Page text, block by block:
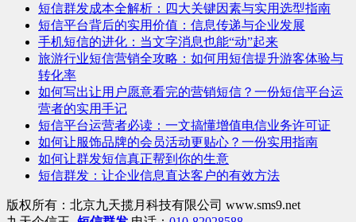
短信群发成本全解析：四大关键因素与实用选型指南
短信平台背后的实用价值：信息传递与企业发展
手机短信的进化：当文字消息也能“动”起来
旅游行业短信营销全攻略：如何用短信提升游客体验与
转化率
如何写出让用户愿意看完的营销短信？一份短信平台运
营者的实用手记
短信平台运营者必读：一文搞懂增值电信业务许可证
如何让服饰品牌的会员活动更贴心？一份实用指南
如何让群发短信真正帮到你的生意
短信群发：让企业信息直达客户的有效方法
版权所有：北京九天揽月科技有限公司 www.sms9.net